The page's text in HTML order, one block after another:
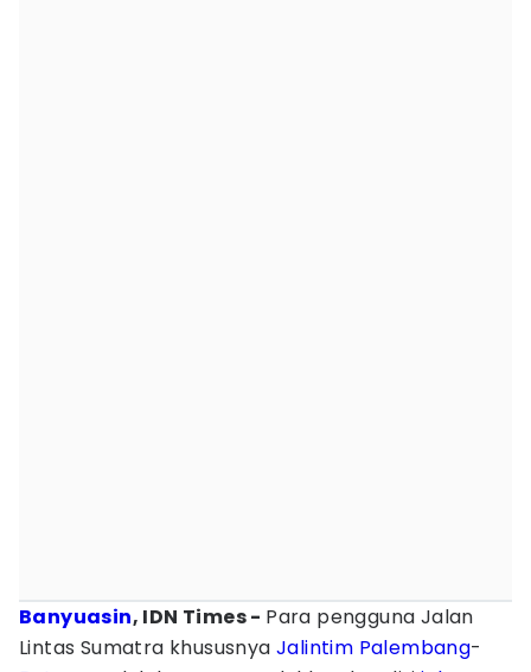
Banyuasin, IDN Times - Para pengguna Jalan
Lintas Sumatra khususnya Jalintim Palembang-